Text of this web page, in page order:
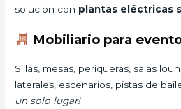
solución con plantas eléctricas
Mobiliario para
Sillas, mesas, periqueras, salas
laterales, escenarios, pistas de
un solo lugar!